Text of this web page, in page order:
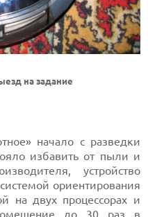
на задание
начало с разведки
избавить от пыли и
устройство
системой ориентирования
на двух процессорах и
до 30 раз в